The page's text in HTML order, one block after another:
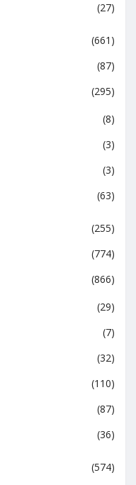
(27)
(661)
(87)
(295)
(8)
(3)
(3)
(63)
(255)
(774)
(866)
(29)
(7)
(32)
(110)
(87)
(36)
(574)